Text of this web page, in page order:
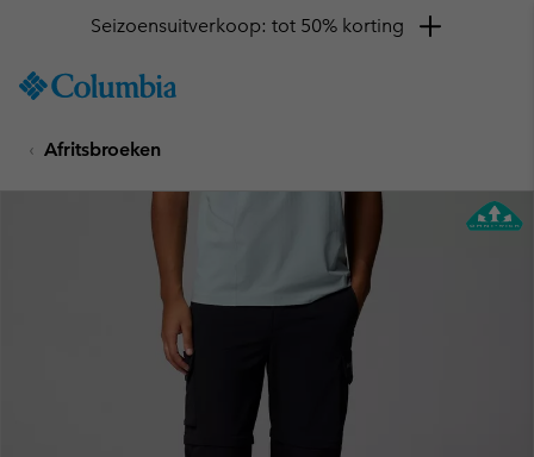
TO
SKIP
Seizoensuitverkoop: tot 50% korting
Afritsbroeken